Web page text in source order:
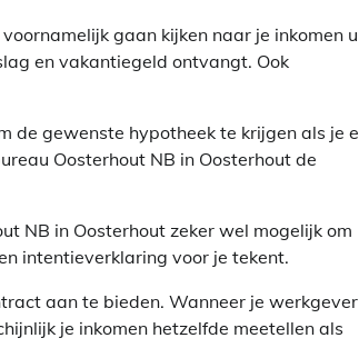
gaan kijken naar je inkomen
en vakantiegeld ontvangt. Ook
de gewenste hypotheek te krijgen als je
Oosterhout NB in Oosterhout de
NB in Oosterhout zeker wel mogelijk om
intentieverklaring voor je tekent.
aan te bieden. Wanneer je werkgever
je inkomen hetzelfde meetellen als